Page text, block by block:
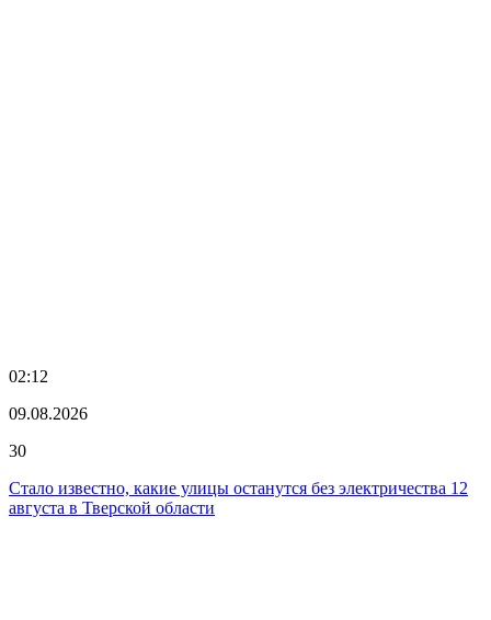
02:12
09.08.2026
30
Стало известно, какие улицы останутся без электричества 12
августа в Тверской области